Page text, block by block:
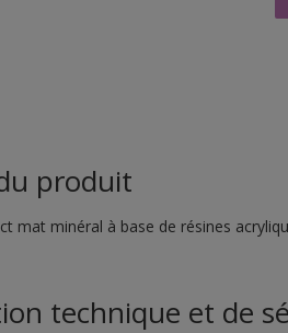
produit
mat minéral à base de résines
technique et de